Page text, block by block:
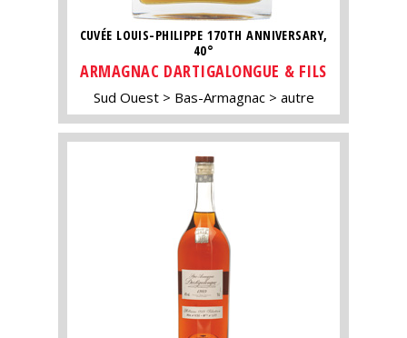
CUVÉE LOUIS-PHILIPPE 170TH ANNIVERSARY,
40°
ARMAGNAC DARTIGALONGUE & FILS
Sud Ouest Bas-Armagnac autre